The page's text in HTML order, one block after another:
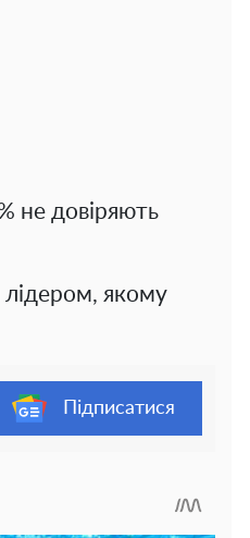
не довіряють
якому
Підписатися